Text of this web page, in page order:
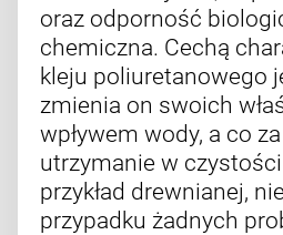
oraz odporność
chemiczna. Cechą
kleju poliuretanowego
zmienia on swoich
wpływem wody, a co
utrzymanie w czystości
przykład drewnianej,
przypadku żadnych